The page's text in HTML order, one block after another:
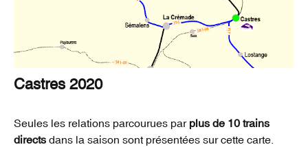
Castres 2020
Seules les relations parcourues par plus de 10 trains
directs dans la saison sont présentées sur cette carte.